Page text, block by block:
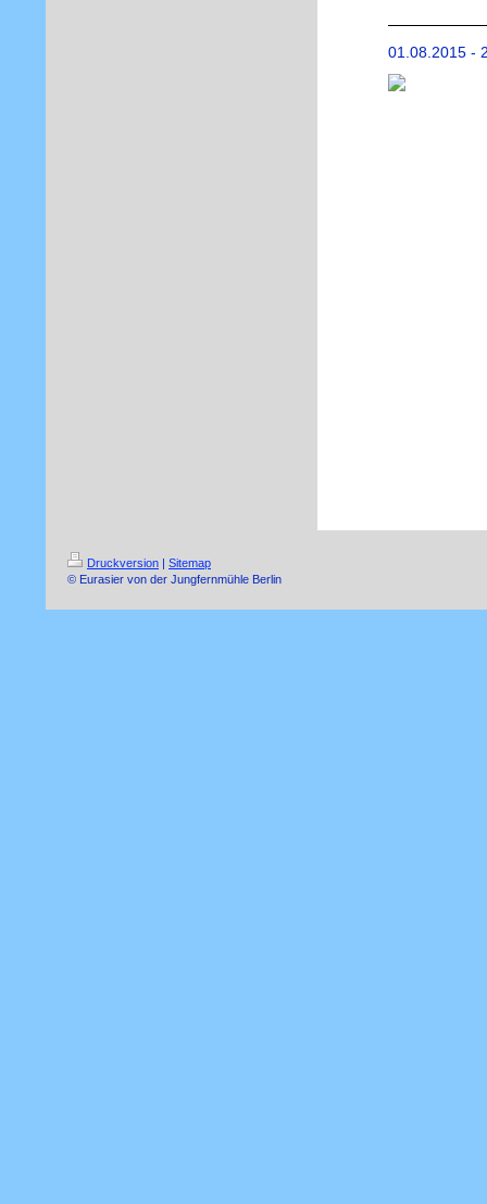
01.08.2015 -
Druckversion | Sitemap
© Eurasier von der Jungfernmühle Berlin